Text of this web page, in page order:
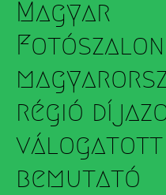
Magyar
Fotószalon
régió
válogatott
bemutató